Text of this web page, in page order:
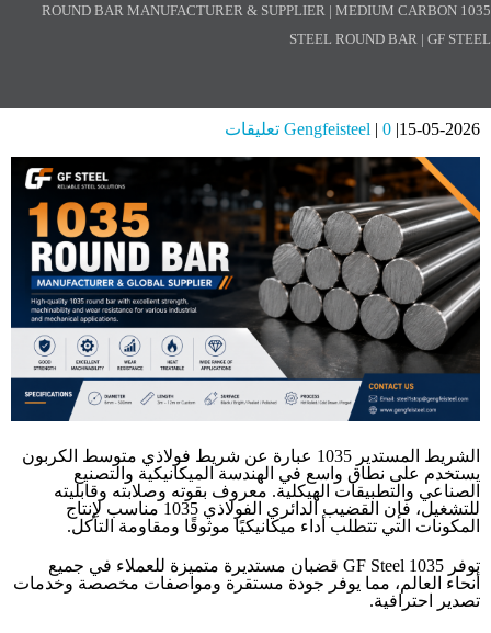
1035 ROUND BAR MANUFACTURER & SUPPLIER | MEDIUM CARBON
STEEL ROUND BAR | GF STEEL
15-05-2026
Gengfeisteel 0 تعليقات
الشريط المستدير 1035 عبارة عن شريط فولاذي متوسط ​​الكربون
يستخدم على نطاق واسع في الهندسة الميكانيكية والتصنيع
الصناعي والتطبيقات الهيكلية. معروف بقوته وصلابته وقابليته
للتشغيل، فإن القضيب الدائري الفولاذي 1035 مناسب لإنتاج
المكونات التي تتطلب أداء ميكانيكيًا موثوقًا ومقاومة التآكل.
توفر GF Steel 1035 قضبان مستديرة متميزة للعملاء في جميع
أنحاء العالم، مما يوفر جودة مستقرة ومواصفات مخصصة وخدمات
تصدير احترافية.